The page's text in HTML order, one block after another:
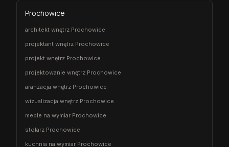
Prochowice
architekt wnętrz Prochowice
projektant wnętrz Prochowice
projekt wnętrz Prochowice
projektowanie wnętrz Prochowice
aranżacja wnętrz Prochowice
wizualizacja wnętrz Prochowice
meble na wymiar Prochowice
stolarz Prochowice
kuchnia na wymiar Prochowice